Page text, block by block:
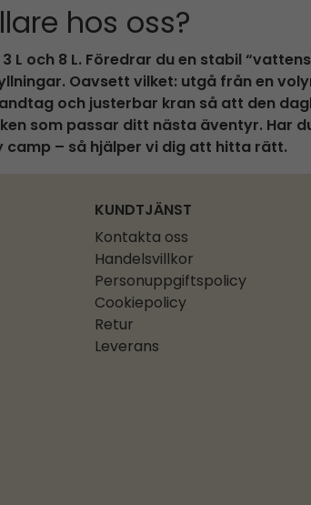
hos oss?
och 8 L. Föredrar du en stabil
Oavsett vilket: utgå från en
och justerbar kran så att den
som passar ditt nästa äventyr. Har
– så hjälper vi dig att hitta rätt.
KUNDTJÄNST
Kontakta oss
Handelsvillkor
Personuppgiftspolicy
Cookiepolicy
Retur
Leverans